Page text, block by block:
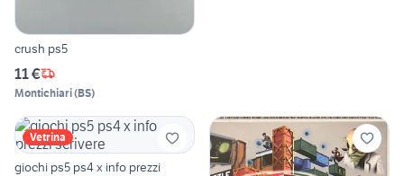
crush ps5
11 €
Montichiari(BS)
Vetrina
giochi ps5 ps4 x info prezzi